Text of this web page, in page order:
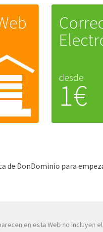
desde
1€
DonDominio para
en esta Web no incluyen el